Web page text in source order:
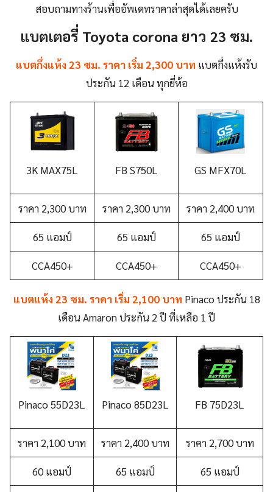
สอบถามทางร้านเพื่ออัพเดทราคาล่าสุดได้เลยครับ
แบตเตอรี่ Toyota corona ยาว 23 ซม.
แบตกึ่งแห้ง 23 ซม. ราคา เริ่ม 2,300 บาท แบตกึ่งแห้งรับ
ประกัน 12 เดือน ทุกยี่ห้อ
3K MAX75L FB S750L GS MFX70L
ราคา 2,300 บาท ราคา 2,300 บาท ราคา 2,400 บาท
65 แอมป์ 65 แอมป์ 65 แอมป์
CCA450+ CCA450+ CCA450+
แบตแห้ง 23 ซม. ราคา เริ่ม 2,100 บาท Pinaco ประกัน 18
เดือน Amaron ประกัน 2 ปี ที่เหลือ 1 ปี
Pinaco 55D23L Pinaco 85D23L FB 75D23L
ราคา 2,100 บาท ราคา 2,400 บาท ราคา 2,700 บาท
60 แอมป์ 65 แอมป์ 65 แอมป์